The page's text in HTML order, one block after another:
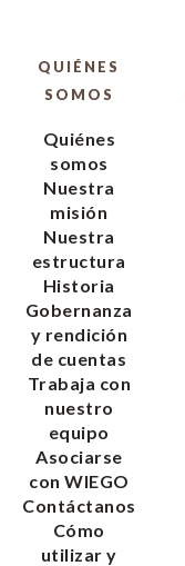
QUIÉNES
SOMOS
Quiénes
somos
Nuestra
misión
Nuestra
estructura
Historia
Gobernanza
y rendición
de cuentas
Trabaja con
nuestro
equipo
Asociarse
con WIEGO
Contáctanos
Cómo
utilizar y